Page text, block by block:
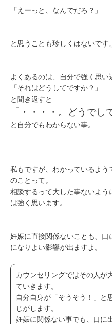
「えーっと、なんでだろ？」
と思うことも珍しくはないです
よくあるのは、自分で強く思
「それはどうしてですか？」
と聞き返すと
「・・・・。どうでし
と自分でもわからない事。
私もですが、わかっているよ
のことって。
相談するって大した事ないよ
は強く思います。
妊娠に直接関係ないことも、
になりよい影響が出ますよ。
カウンセリングではその人が
ていきます。
自分自身が「そうそう！」と
じがします。
妊娠に関係ない事でも、口に